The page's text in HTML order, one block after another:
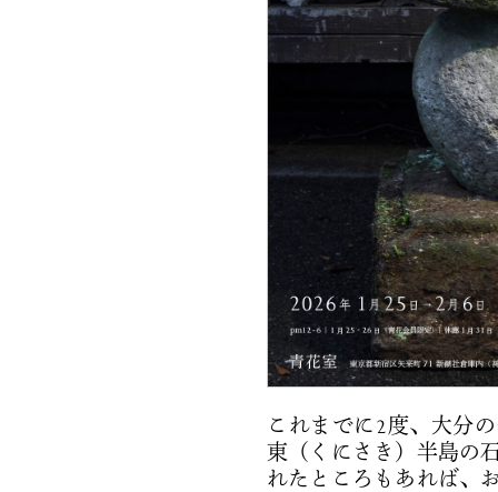
これまでに2度、大分
東（くにさき）半島の
れたところもあれば、